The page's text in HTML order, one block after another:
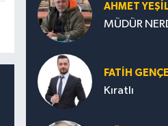
AHMET YEŞİL
MÜDÜR
FATIH
Kıratlı